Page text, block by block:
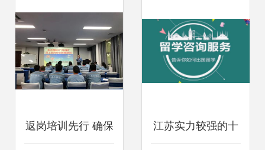
是因为这个特色办
公服务
司法服务
返岗培训先行 确保 江苏实力较强的十